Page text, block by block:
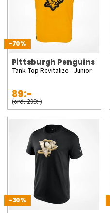
-70%
Pittsburgh Penguins
Tank Top Revitalize - Junior
89:-
(ord. 299:-)
-30%